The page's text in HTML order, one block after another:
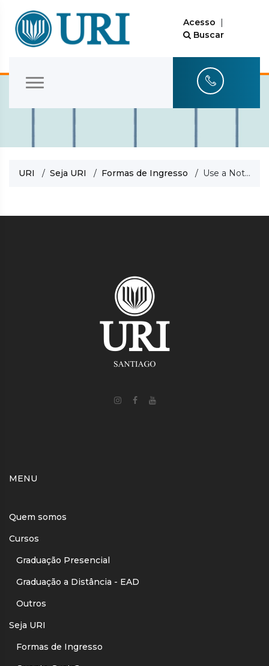
Acesso |
Buscar
URI / Seja URI / Formas de Ingresso / Use a Nota do ENEM
MENU
Quem somos
Cursos
Graduação Presencial
Graduação a Distância - EAD
Outros
Seja URI
Formas de Ingresso